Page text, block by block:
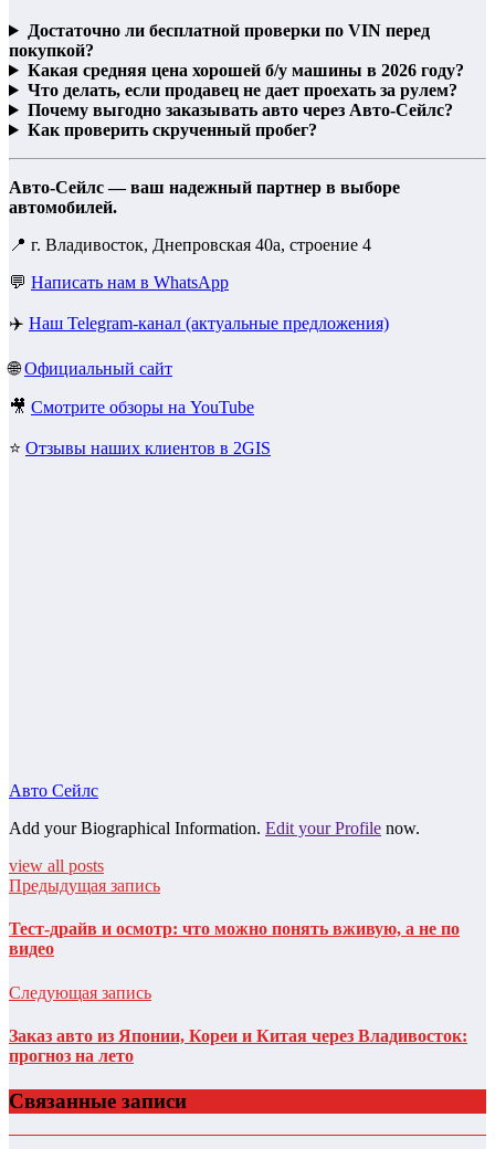
Достаточно ли бесплатной проверки по VIN перед
покупкой?
Какая средняя цена хорошей б/у машины в 2026 году?
Что делать, если продавец не дает проехать за рулем?
Почему выгодно заказывать авто через Авто-Сейлс?
Как проверить скрученный пробег?
Авто-Сейлс — ваш надежный партнер в выборе
автомобилей.
📍 г. Владивосток, Днепровская 40а, строение 4
💬 Написать нам в WhatsApp
✈️ Наш Telegram-канал (актуальные предложения)
🌐Официальный сайт
🎥 Смотрите обзоры на YouTube
⭐ Отзывы наших клиентов в 2GIS
Авто Сейлс
Add your Biographical Information. Edit your Profile now.
view all posts
Предыдущая запись
Тест-драйв и осмотр: что можно понять вживую, а не по
видео
Следующая запись
Заказ авто из Японии, Кореи и Китая через Владивосток:
прогноз на лето
Связанные записи